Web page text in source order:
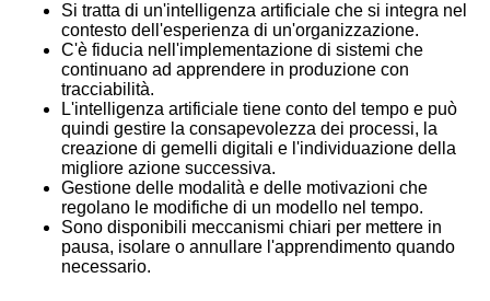
Si tratta di un'intelligenza artificiale che si integra nel
contesto dell'esperienza di un'organizzazione.
C'è fiducia nell'implementazione di sistemi che
continuano ad apprendere in produzione con
tracciabilità.
L'intelligenza artificiale tiene conto del tempo e può
quindi gestire la consapevolezza dei processi, la
creazione di gemelli digitali e l'individuazione della
migliore azione successiva.
Gestione delle modalità e delle motivazioni che
regolano le modifiche di un modello nel tempo.
Sono disponibili meccanismi chiari per mettere in
pausa, isolare o annullare l'apprendimento quando
necessario.